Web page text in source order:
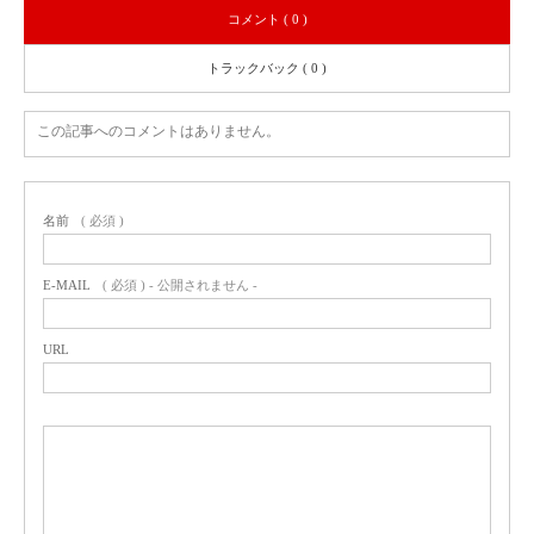
コメント ( 0 )
トラックバック ( 0 )
この記事へのコメントはありません。
名前 ( 必須 )
E-MAIL ( 必須 ) - 公開されません -
URL